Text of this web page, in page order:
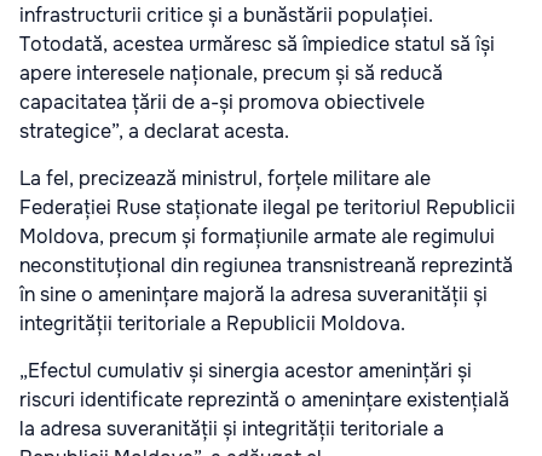
infrastructurii critice și a bunăstării populației.
Totodată, acestea urmăresc să împiedice statul să își
apere interesele naționale, precum și să reducă
capacitatea țării de a-și promova obiectivele
strategice”, a declarat acesta.
La fel, precizează ministrul, forțele militare ale
Federației Ruse staționate ilegal pe teritoriul Republicii
Moldova, precum și formațiunile armate ale regimului
neconstituțional din regiunea transnistreană reprezintă
în sine o amenințare majoră la adresa suveranității și
integrității teritoriale a Republicii Moldova.
„Efectul cumulativ și sinergia acestor amenințări și
riscuri identificate reprezintă o amenințare existențială
la adresa suveranității și integrității teritoriale a